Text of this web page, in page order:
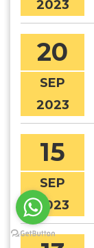
2023
20
SEP
2023
15
SEP
2023